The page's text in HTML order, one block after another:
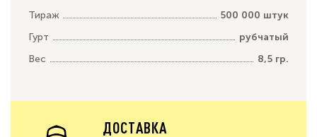
Тираж
500 000 штук
Гурт
рубчатый
Вес
8,5 гр.
ДОСТАВКА